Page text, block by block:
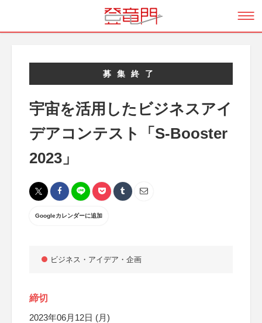
募集終了
宇宙を活用したビジネスアイ
デアコンテスト「S-Booster
2023」
Googleカレンダーに追加
ビジネス・アイデア・企画
締切
2023年06月12日 (月)